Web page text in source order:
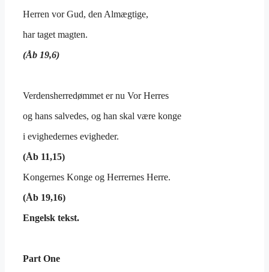
Herren vor Gud, den Almægtige,
har taget magten.
(Åb 19,6)
Verdensherredømmet er nu Vor Herres
og hans salvedes, og han skal være konge
i evighedernes evigheder.
(Åb 11,15)
Kongernes Konge og Herrernes Herre.
(Åb 19,16)
Engelsk tekst.
Part One